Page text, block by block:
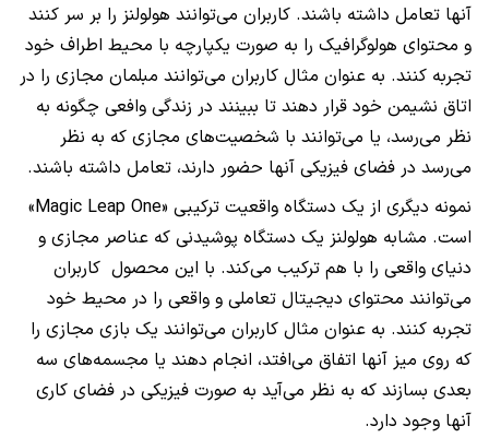
آنها تعامل داشته باشند. کاربران می‌توانند هولولنز را بر سر کنند
و محتوای هولوگرافیک را به صورت یکپارچه با محیط اطراف خود
تجربه کنند. به عنوان مثال کاربران می‌توانند مبلمان مجازی را در
اتاق نشیمن خود قرار دهند تا ببینند در زندگی وافعی چگونه به
نظر می‌رسد، یا می‌توانند با شخصیت‌های مجازی که به نظر
می‌رسد در فضای فیزیکی آنها حضور دارند، تعامل داشته باشند.
نمونه دیگری از یک دستگاه واقعیت ترکیبی «Magic Leap One»
است. مشابه هولولنز یک دستگاه پوشیدنی که عناصر مجازی و
دنیای واقعی را با هم ترکیب می‌کند. با این محصول کاربران
می‌توانند محتوای دیجیتال تعاملی و واقعی را در محیط خود
تجربه کنند. به عنوان مثال کاربران می‌توانند یک بازی مجازی را
که روی میز آنها اتفاق می‌افتد، انجام دهند یا مجسمه‌های سه
بعدی بسازند که به نظر می‌آید به صورت فیزیکی در فضای کاری
آنها وجود دارد.